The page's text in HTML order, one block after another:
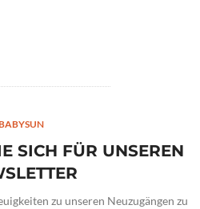
SICH FÜR UNSEREN
zu unseren Neuzugängen zu